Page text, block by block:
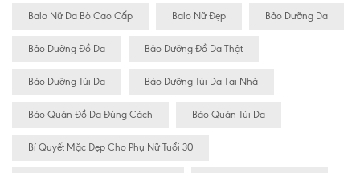
Balo Nữ Da Bò Cao Cấp Balo Nữ Đẹp Bảo Dưỡng Da
Bảo Dưỡng Đồ Da Bảo Dưỡng Đồ Da Thật
Bảo Dưỡng Túi Da Bảo Dưỡng Túi Da Tại Nhà
Bảo Quản Đồ Da Đúng Cách Bảo Quản Túi Da
Bí Quyết Mặc Đẹp Cho Phụ Nữ Tuổi 30